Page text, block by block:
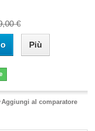
€
Più
Aggiungi al comparatore